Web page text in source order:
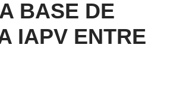
BASE DE
IAPV ENTRE